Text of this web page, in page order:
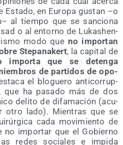
Esta­do, en Euro­pa gus­tan –o
al tiem­po que se san­cio­na
o al entorno de Lukashen­
modo que no impor­tan
Ste­pa­na­kert, la capi­tal de
impor­ta que se deten­ga
de par­ti­dos de opo­
el blo­gue­ro anti­co­rrup­
que ha pasa­do más de dos
deli­to de difa­ma­ción (acu­
otro lado). Mien­tras que se
cada movi­mien­to de
no impor­tar que el Gobierno
redes socia­les e impi­da